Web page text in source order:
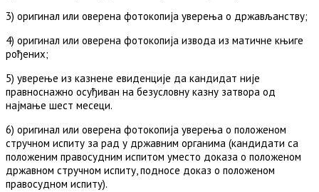
3) оригинал или оверена фотокопија уверења о држављанству;
4) оригинал или оверена фотокопија извода из матичне књиге
рођених;
5) уверење из казнене евиденције да кандидат није
правноснажно осуђиван на безусловну казну затвора од
најмање шест месеци.
6) оригинал или оверена фотокопија уверења о положеном
стручном испиту за рад у државним органима (кандидати са
положеним правосудним испитом уместо доказа о положеном
државном стручном испиту, подносе доказ о положеном
правосудном испиту).